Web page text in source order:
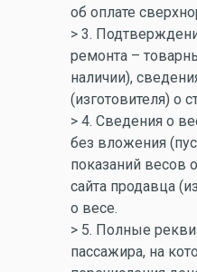
об оплате
> 3.
ремонта –
наличии),
(изготовителя) о
> 4. Сведения о
без вложения
показаний весов
сайта продавца
о весе.
> 5. Полные
пассажира, на